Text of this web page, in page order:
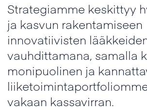
Strategiamme keskittyy
ja kasvun rakentamiseen
innovatiivisten
vauhdittamana, samalla
monipuolinen ja
vakaan kassavirran.